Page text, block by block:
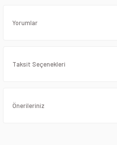
Yorumlar
Taksit Seçenekleri
Önerileriniz